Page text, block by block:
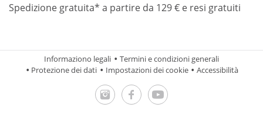
Spedizione gratuita* a partire da 129 € e resi gratuiti
Informaziono legali
Termini e condizioni generali
Protezione dei dati
Impostazioni dei cookie Accessibilità